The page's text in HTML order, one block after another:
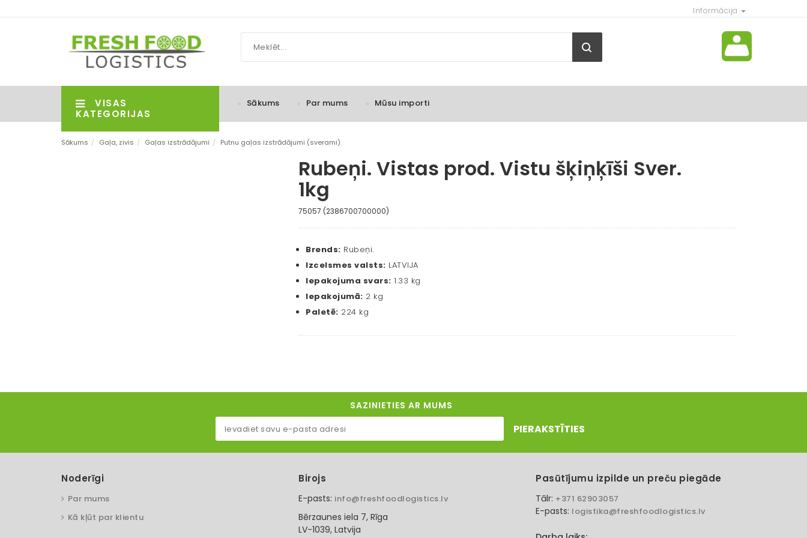
Informācija
VISAS
KATEGORIJAS
Sākums Par mums Mūsu importi
Sākums / Gaļa, zivis / Gaļas izstrādājumi / Putnu gaļas izstrādājumi (sverami)
Rubeņi. Vistas prod. Vistu šķiņķīši Sver.
1kg
75057 (2386700700000)
Brends: Rubeņi.
Izcelsmes valsts: LATVIJA
Iepakojuma svars: 1.33 kg
Iepakojumā: 2 kg
Paletē: 224 kg
SAZINIETIES AR MUMS
PIERAKSTĪTIES
Noderīgi
Par mums
Kā kļūt par klientu
Birojs
E-pasts: info@freshfoodlogistics.lv
Bērzaunes iela 7, Rīga
LV-1039, Latvija
Pasūtījumu izpilde un preču piegāde
Tālr: +371 62903057
E-pasts: logistika@freshfoodlogistics.lv